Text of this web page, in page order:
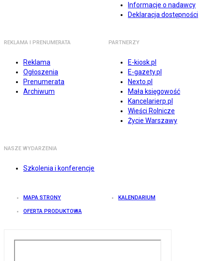
Informacje o nadawcy
Deklaracja dostępności
REKLAMA I PRENUMERATA
Reklama
Ogłoszenia
Prenumerata
Archiwum
PARTNERZY
E-kiosk.pl
E-gazety.pl
Nexto.pl
Mała księgowość
Kancelarierp.pl
Wieści Rolnicze
Życie Warszawy
NASZE WYDARZENIA
Szkolenia i konferencje
MAPA STRONY KALENDARIUM
OFERTA PRODUKTOWA